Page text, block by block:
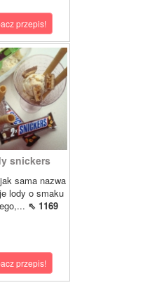
przepis!
snickers
sama nazwa
lody o smaku
⇖ 1169
przepis!